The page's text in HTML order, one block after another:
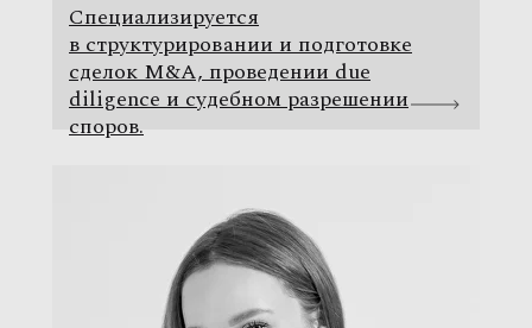
Специализируется
в структурировании и подготовке
сделок M&A, проведении due
diligence и судебном разрешении
споров.